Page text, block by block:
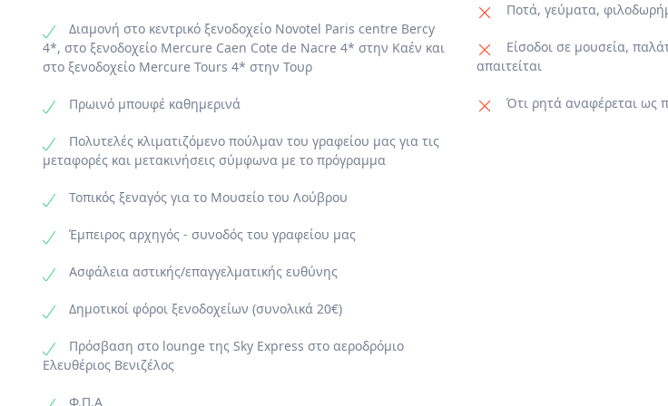
τότε στιγμή υγειονομικά μέτρα που θα πρέπει να
ατομική ευθύνη, λόγω τoυ περιορισμό των
Διαμονή στο κεντρικό ξενοδοχείο Novotel Paris centre Bercy
4*, στο ξενοδοχείο Μercure Caen Cote de Nacre 4* στην Καέν και
στο ξενοδοχείο Mercure Tours 4* στην Τουρ
Πρωινό μπουφέ καθημερινά
Πολυτελές κλιματιζόμενο πούλμαν του γραφείου μας για τις
μεταφορές και μετακινήσεις σύμφωνα με το πρόγραμμα
Τοπικός ξεναγός για το Μουσείο του Λούβρου
Έμπειρος αρχηγός - συνοδός του γραφείου μας
Ασφάλεια αστικής/επαγγελματικής ευθύνης
Δημοτικοί φόροι ξενοδοχείων (συνολικά 20€)
Πρόσβαση στο lounge της Sky Express στο αεροδρόμιο
Ελευθέριος Βενιζέλος
Φ.Π.Α
Ποτά, γεύματα,
Είσοδοι σε μουσεία,
απαιτείται
Ότι ρητά αναφέρεται ως